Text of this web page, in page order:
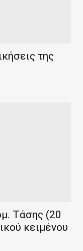
της
Τάσης (20
κειμένου